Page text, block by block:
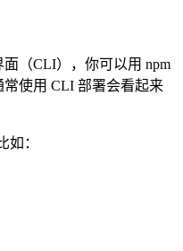
（CLI），你可以用 npm
使用 CLI 部署会看起来
如：